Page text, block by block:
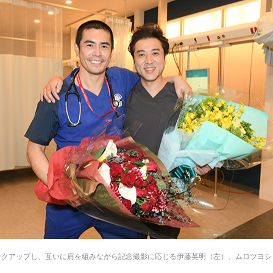
アップし、互いに肩を組みながら記念撮影に応じる伊藤英明（左）、ムロツヨ